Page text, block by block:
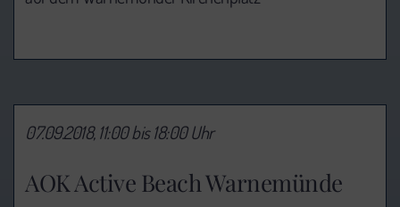
AOK Active Beach Warnemünde
07.09.2018, 11:00 bis 18:00 Uhr